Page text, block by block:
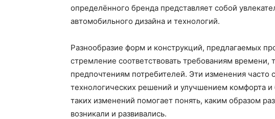
определённого бренда представляет собой
автомобильного дизайна и технологий.
Разнообразие форм и конструкций, предлагаемых
стремление соответствовать требованиям времени,
предпочтениям потребителей. Эти изменения
технологических решений и улучшением комфорта и
таких изменений помогает понять, каким образом
возникали и развивались.